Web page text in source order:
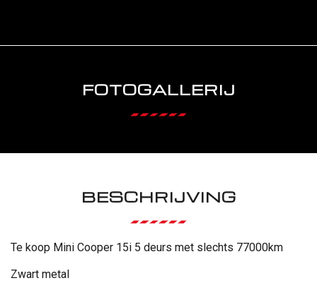
FOTOGALLERIJ
BESCHRIJVING
Te koop Mini Cooper 15i 5 deurs met slechts 77000km
Zwart metal